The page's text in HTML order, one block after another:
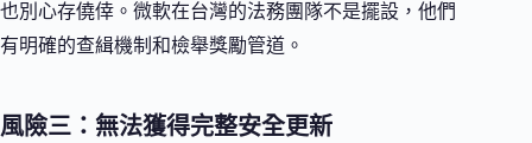
也別心存僥倖。微軟在台灣的法務團隊不是擺設，他們
有明確的查緝機制和檢舉獎勵管道。
風險三：無法獲得完整安全更新